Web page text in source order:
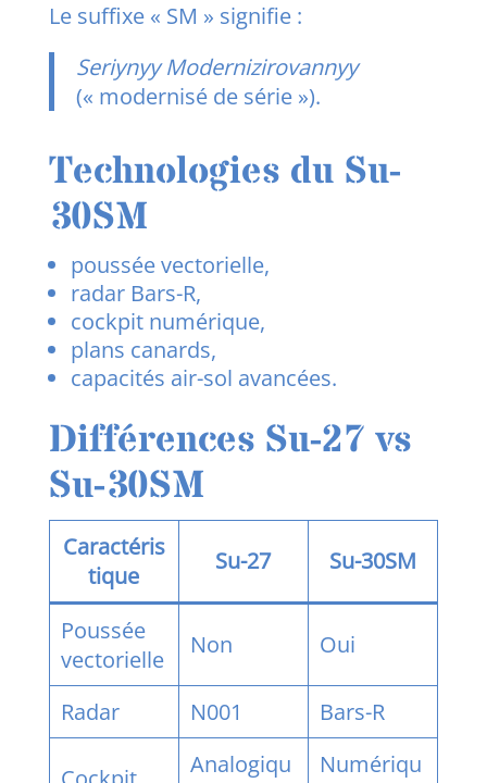
Le suffixe « SM » signifie :
Seriynyy Modernizirovannyy
(« modernisé de série »).
Technologies du Su-
30SM
poussée vectorielle,
radar Bars-R,
cockpit numérique,
plans canards,
capacités air-sol avancées.
Différences Su-27 vs
Su-30SM
Caractéris
tique
Su-27 Su-30SM
Poussée
vectorielle
Non Oui
Radar N001 Bars-R
Analogiqu
Numériqu